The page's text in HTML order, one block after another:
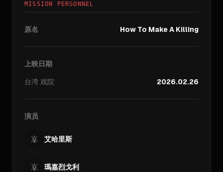
MISSION PERSONNEL
原名 How To Make A Killing
上映日期
台湾 戏院 2026.02.26
演员
艾哈里斯
瑪嘉烈戈利